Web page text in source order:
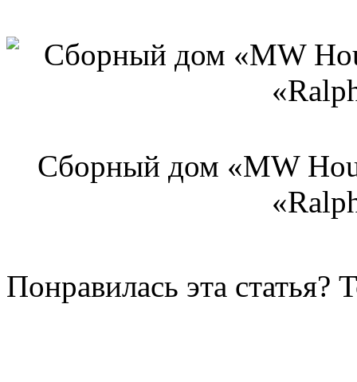
Сборный дом «MW
Понравилась эта статья?